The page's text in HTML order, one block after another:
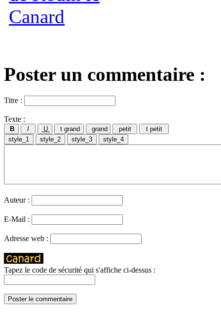
Poster un commentaire :
Titre :
Texte :
Auteur :
E-Mail :
Adresse web :
Tapez le code de sécurité qui s'affiche ci-dessus :